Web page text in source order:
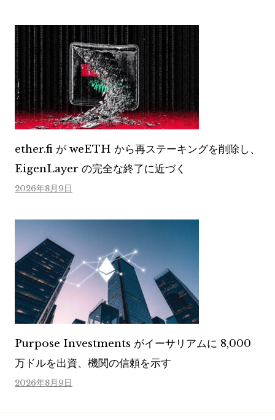
ether.fi が weETH から再ステーキングを削除し、
EigenLayer の完全な終了に近づく
2026年8月9日
Purpose Investments がイーサリアムに 8,000
万ドルを出資、機関の信頼を示す
2026年8月9日